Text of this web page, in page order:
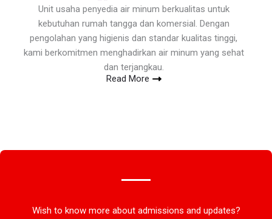
Unit usaha penyedia air minum berkualitas untuk
kebutuhan rumah tangga dan komersial. Dengan
pengolahan yang higienis dan standar kualitas tinggi,
kami berkomitmen menghadirkan air minum yang sehat
dan terjangkau.
Read More
Wish to know more about admissions and updates?